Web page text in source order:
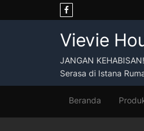
to
Vievie
JANGAN
Serasa di Istana
Beranda